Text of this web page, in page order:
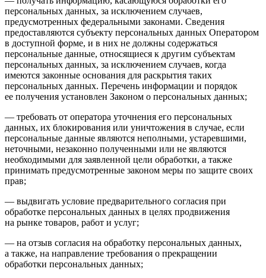
персональных данных, за исключением случаев,
предусмотренных федеральными законами. Сведения
предоставляются субъекту персональных данных Оператором
в доступной форме, и в них не должны содержаться
персональные данные, относящиеся к другим субъектам
персональных данных, за исключением случаев, когда
имеются законные основания для раскрытия таких
персональных данных. Перечень информации и порядок
ее получения установлен Законом о персональных данных;
— требовать от оператора уточнения его персональных
данных, их блокирования или уничтожения в случае, если
персональные данные являются неполными, устаревшими,
неточными, незаконно полученными или не являются
необходимыми для заявленной цели обработки, а также
принимать предусмотренные законом меры по защите своих
прав;
— выдвигать условие предварительного согласия при
обработке персональных данных в целях продвижения
на рынке товаров, работ и услуг;
— на отзыв согласия на обработку персональных данных,
а также, на направление требования о прекращении
обработки персональных данных;